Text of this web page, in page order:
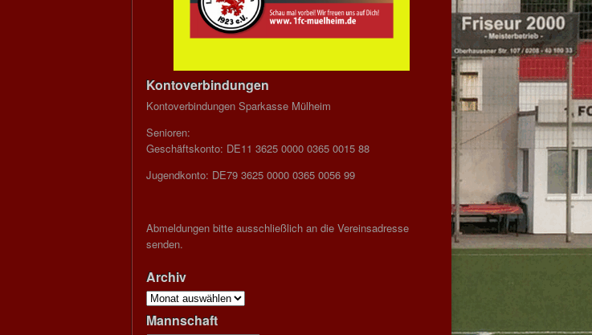
Kontoverbindungen
Kontoverbindungen Sparkasse Mülheim
Senioren:
Geschäftskonto: DE11 3625 0000 0365 0015 88
Jugendkonto: DE79 3625 0000 0365 0056 99
Abmeldungen bitte ausschließlich an die Vereinsadresse
senden.
Archiv
Archiv
Mannschaft